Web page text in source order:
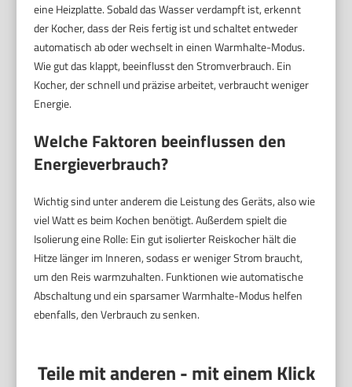
eine Heizplatte. Sobald das Wasser verdampft ist, erkennt
der Kocher, dass der Reis fertig ist und schaltet entweder
automatisch ab oder wechselt in einen Warmhalte-Modus.
Wie gut das klappt, beeinflusst den Stromverbrauch. Ein
Kocher, der schnell und präzise arbeitet, verbraucht weniger
Energie.
Welche Faktoren beeinflussen den
Energieverbrauch?
Wichtig sind unter anderem die Leistung des Geräts, also wie
viel Watt es beim Kochen benötigt. Außerdem spielt die
Isolierung eine Rolle: Ein gut isolierter Reiskocher hält die
Hitze länger im Inneren, sodass er weniger Strom braucht,
um den Reis warmzuhalten. Funktionen wie automatische
Abschaltung und ein sparsamer Warmhalte-Modus helfen
ebenfalls, den Verbrauch zu senken.